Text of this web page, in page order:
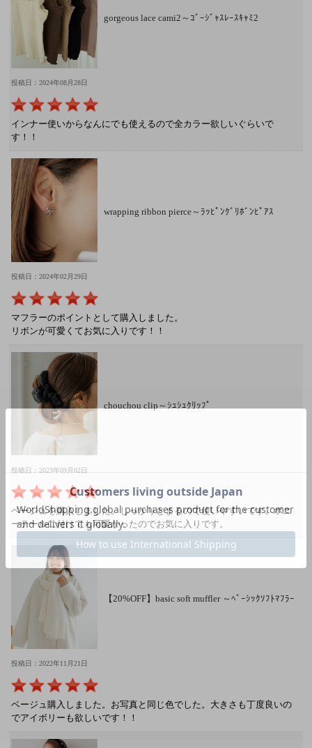
gorgeous lace cami2～ｺﾞｰｼﾞｬｽﾚｰｽｷｬﾐ2
投稿日：2024年08月28日
インナー使いからなんにでも使えるので全カラー欲しいぐらいで
す！！
wrapping ribbon pierce～ﾗｯﾋﾟﾝｸﾞﾘﾎﾞﾝﾋﾟｱｽ
投稿日：2024年02月29日
マフラーのポイントとして購入しました。
リボンが可愛くてお気に入りです！！
chouchou clip～ｼｭｼｭｸﾘｯﾌﾟ
投稿日：2023年09月02日
ベージュを購入しました。しっかりとまるので使いやすいです。ポニ
ーテールに付けても可愛かったのでお気に入りです。
【20%OFF】basic soft muffler ～ﾍﾞｰｼｯｸｿﾌﾄﾏﾌﾗｰ
投稿日：2022年11月21日
ベージュ購入しました。お写真と同じ色でした。大きさも丁度良いの
でアイボリーも欲しいです！！